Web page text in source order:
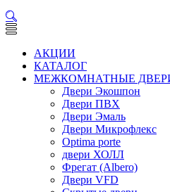
АКЦИИ
КАТАЛОГ
МЕЖКОМНАТНЫЕ
Двери Экошпон
Двери ПВХ
Двери Эмаль
Двери Микрофлекс
Optima porte
двери ХОЛЛ
Фрегат (Albero)
Двери VFD